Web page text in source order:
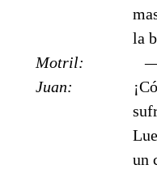
mas con
la
Motril: —
Juan: ¡Cómo
sufre el
Luego
un